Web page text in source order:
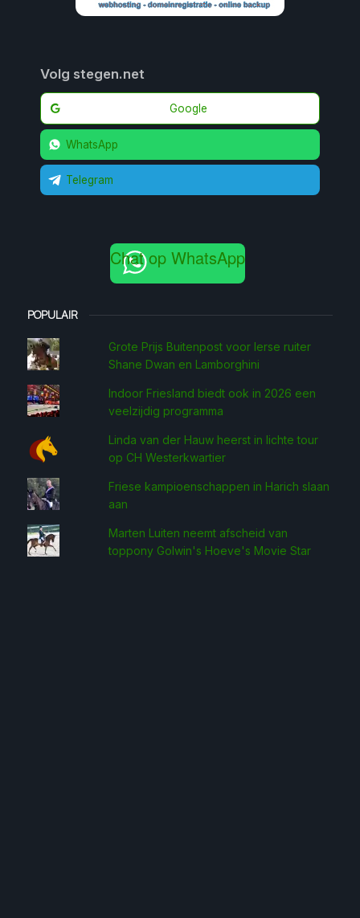
Volg stegen.net
Google
WhatsApp
Telegram
Chat op WhatsApp
POPULAIR
Grote Prijs Buitenpost voor Ierse ruiter
Shane Dwan en Lamborghini
Indoor Friesland biedt ook in 2026 een
veelzijdig programma
Linda van der Hauw heerst in lichte tour
op CH Westerkwartier
Friese kampioenschappen in Harich slaan
aan
Marten Luiten neemt afscheid van
toppony Golwin's Hoeve's Movie Star